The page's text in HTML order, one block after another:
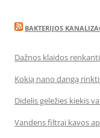
BAKTERIJOS
Dažnos klaidos
Kokią nano dangą
Didelis geležies kiekis
Vandens filtrai kavos